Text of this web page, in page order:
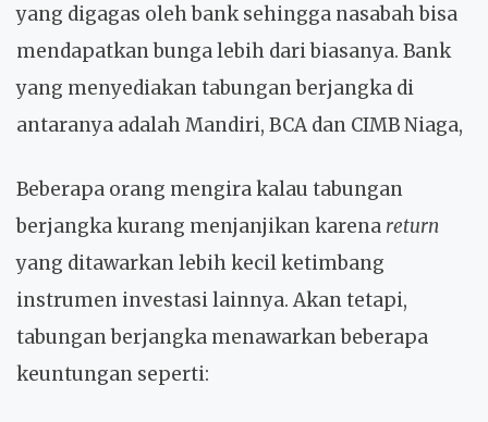
yang digagas oleh bank sehingga nasabah bisa
mendapatkan bunga lebih dari biasanya. Bank
yang menyediakan tabungan berjangka di
antaranya adalah Mandiri, BCA dan CIMB Niaga,
Beberapa orang mengira kalau tabungan
berjangka kurang menjanjikan karena return
yang ditawarkan lebih kecil ketimbang
instrumen investasi lainnya. Akan tetapi,
tabungan berjangka menawarkan beberapa
keuntungan seperti: